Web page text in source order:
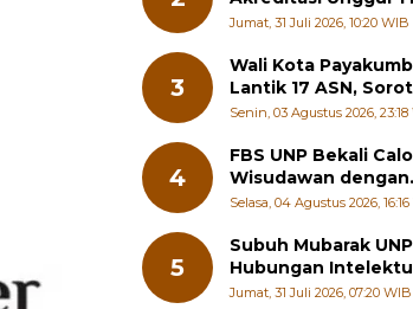
Program Studi
Jumat, 31 Juli 2026, 10:20 WIB
3
Wali Kota
Lantik 17 ASN,
Sekolah hingga
Senin, 03 Agustus 2026,
4
FBS UNP Bekali
Wisudawan dengan
Wawasan Karier
Selasa, 04 Agustus 2026,
5
Subuh Mubarak
Hubungan Intelektual
dengan Etos Kerja
Jumat, 31 Juli 2026, 07:20 WIB